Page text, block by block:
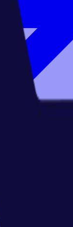
می‌کنیم یا نه!
می‌کنیم یا